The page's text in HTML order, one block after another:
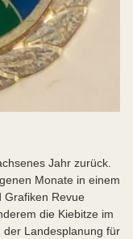
Jahr zurück.
Monate in einem
Grafiken Revue
die Kiebitze im
der Landesplanung für